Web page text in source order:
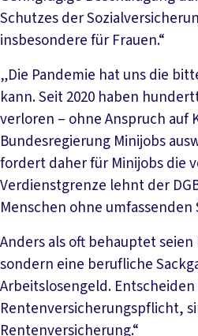
Schutzes der
insbesondere für Frauen.“
„Die Pandemie hat uns die
kann. Seit 2020 haben
verloren – ohne Anspruch auf
Bundesregierung Minijobs
fordert daher für Minijobs die
Verdienstgrenze lehnt der
Menschen ohne
Anders als oft behauptet
sondern eine berufliche
Arbeitslosengeld.
Rentenversicherungspflicht,
Rentenversicherung.“